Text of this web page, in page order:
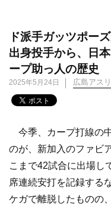
ド派手ガッツポー
出身投手から、日
ープ助っ人の歴史
2025年5月24日 広島アス
今季、カープ打線の
のが、新加入のファビ
こまで42試合に出場し
席連続安打を記録する
ケガで離脱したものの